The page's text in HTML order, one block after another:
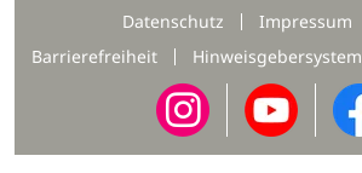
Datenschutz
Impressum
Barrierefreiheit
Hinweisgebersystem